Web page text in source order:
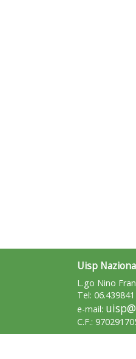
Uisp
L.go Nino
Tel:
e-mail:
C.F.: